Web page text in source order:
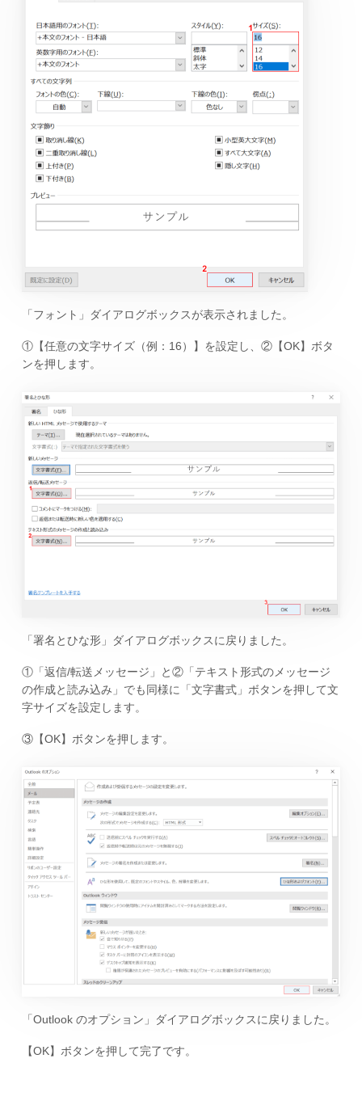
「フォント」ダイアログボックスが表示されました。
①【任意の文字サイズ（例：16）】を設定し、②【OK】ボタ
ンを押します。
「署名とひな形」ダイアログボックスに戻りました。
①「返信/転送メッセージ」と②「テキスト形式のメッセージ
の作成と読み込み」でも同様に「文字書式」ボタンを押して文
字サイズを設定します。
③【OK】ボタンを押します。
「Outlook のオプション」ダイアログボックスに戻りました。
【OK】ボタンを押して完了です。